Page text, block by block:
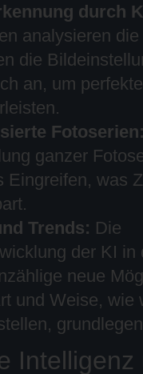
durch
analysieren
die
an, um
Fotoserien:
ganzer
Eingreifen, was
Trends: Die
der KI in
neue
und Weise, wie
Intelligenz